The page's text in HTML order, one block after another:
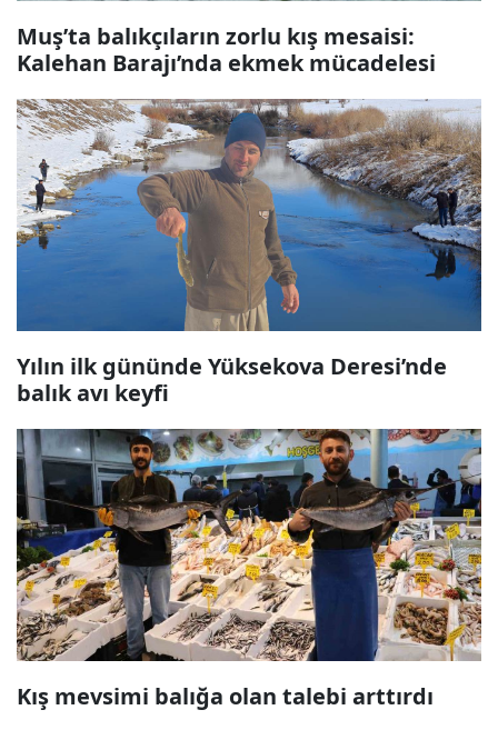
Muş’ta balıkçıların zorlu kış mesaisi:
Kalehan Barajı’nda ekmek mücadelesi
Yılın ilk gününde Yüksekova Deresi’nde
balık avı keyfi
Kış mevsimi balığa olan talebi arttırdı